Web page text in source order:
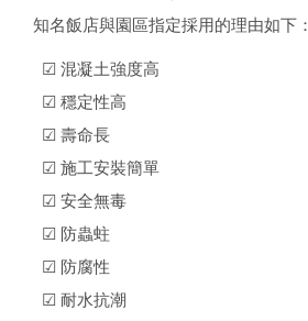
知名飯店與園區指定採用的理由如下：
☑ 混凝土強度高
☑ 穩定性高
☑ 壽命長
☑ 施工安裝簡單
☑ 安全無毒
☑ 防蟲蛀
☑ 防腐性
☑ 耐水抗潮